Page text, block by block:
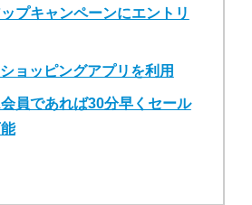
プキャンペーンにエントリ
ョッピングアプリを利用
員であれば30分早くセール